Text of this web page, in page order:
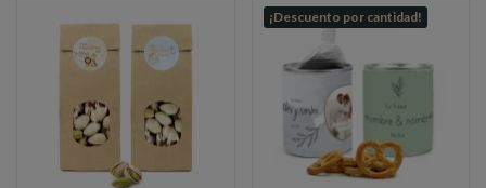
¡Descuento por cantidad!